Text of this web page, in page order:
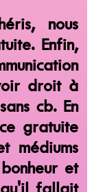
nous
Enfin,
droit à
cb. En
gratuite
médiums
et
fallait